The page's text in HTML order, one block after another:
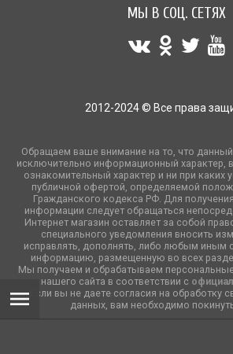
МЫ В СОЦ. СЕТЯХ
2012-2024 © Все права
Обращаем ваше внимание на то, что данный
исключительно информационный характер,
ознакомительный характер и ни при каких
публичной офертой, определяемой
Гражданского кодекса РФ. Для
информации следует обращаться
Интернет магазин оставляет за собой
специального уведомления вносить
исправлять, дополнять, либо любым иным
информацию, размещенную во всех
Мы получаем и обрабатываем
нашего сайта в соответствии с
Если вы не даете согласия на обработку
данных, вам необходимо